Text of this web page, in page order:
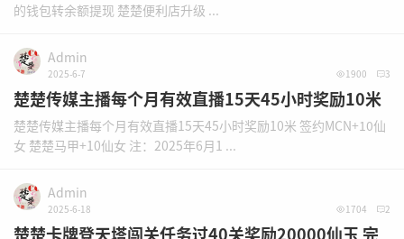
的钱包转余额提现 楚楚便利店升级 ...
Admin
2025-6-7 3
1900
楚楚传媒主播每个月有效直播15天45小时奖励10米
楚楚传媒主播每个月有效直播15天45小时奖励10米 签约MCN+10仙
女 楚楚马甲+10仙女 注：2025年6月1 ...
Admin
2025-6-18 2
1704
楚楚卡牌登天塔闯关任务过40关奖励20000仙玉 完